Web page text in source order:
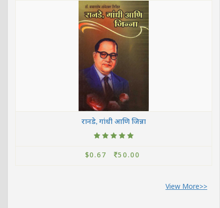
रानडे, गांधी आणि जिन्ना
$0.67 50.00
View More>>